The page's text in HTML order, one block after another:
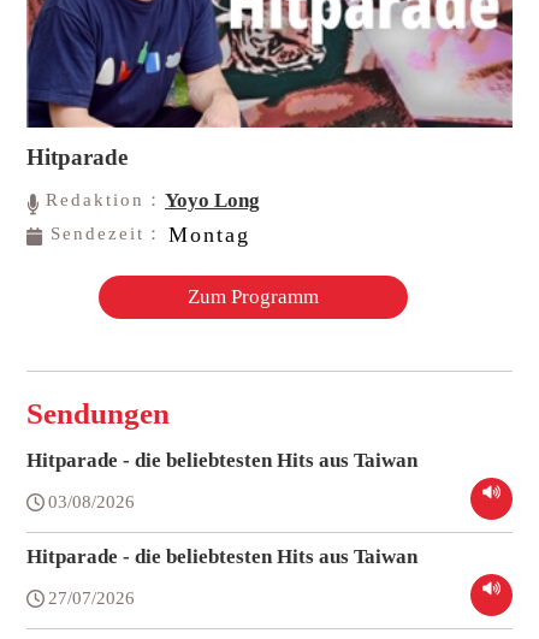
Hitparade
Redaktion：Yoyo Long
Sendezeit： Montag
Zum Programm
Sendungen
Hitparade - die beliebtesten Hits aus Taiwan
03/08/2026
Hitparade - die beliebtesten Hits aus Taiwan
27/07/2026